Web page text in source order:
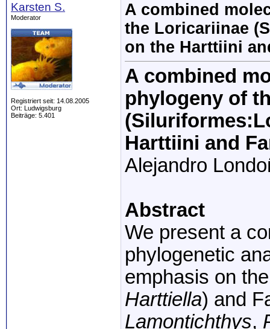
Karsten S.
Moderator
Registriert seit: 14.08.2005
Ort: Ludwigsburg
Beiträge: 5.401
A combined
the Loricariinae
on the Harttiini
A combined
phylogeny of
(Siluriformes:
Harttiini and
Alejandro Londo
Abstract
We present a
phylogenetic
emphasis on
Harttiella) and
Lamontichthys,